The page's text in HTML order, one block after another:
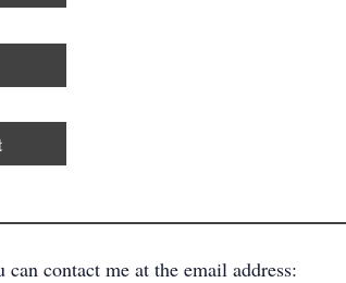
contact me at the email address: